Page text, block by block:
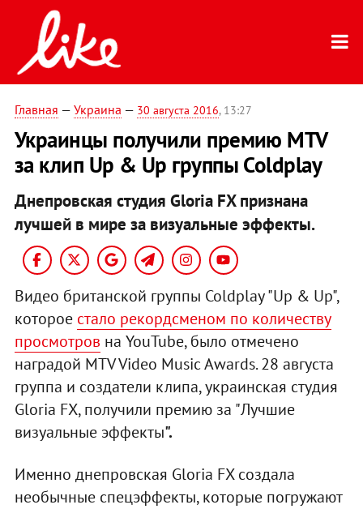
Главная — Украина — 30 августа 2016, 13:27
Украинцы получили премию MTV
за клип Up & Up группы Coldplay
Днепровская студия Gloria FX признана
лучшей в мире за визуальные эффекты.
Видео британской группы Coldplay "Up & Up",
которое стало рекордсменом по количеству
просмотров на YouTube, было отмечено
наградой MTV Video Music Awards. 28 августа
группа и создатели клипа, украинская студия
Gloria FX, получили премию за "Лучшие
визуальные эффекты".
Именно днепровская Gloria FX создала
необычные спецэффекты, которые погружают